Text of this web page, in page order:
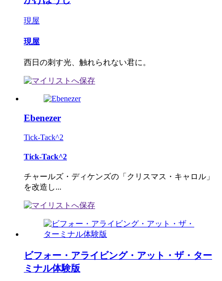
現屋
現屋
西日の刺す光、触れられない君に。
Ebenezer
Tick-Tack^2
Tick-Tack^2
チャールズ・ディケンズの「クリスマス・キャロル」
を改造し...
ビフォー・アライビング・アット・ザ・ター
ミナル体験版